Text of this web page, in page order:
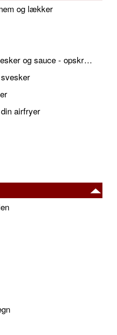
og lækker
Andesteg med æbler, svesker og sauce - opskrift også til jul
airfryer